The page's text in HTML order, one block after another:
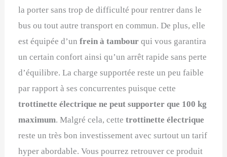
la porter sans trop de difficulté pour rentrer dans le
bus ou tout autre transport en commun. De plus, elle
est équipée d’unfrein à tambour qui vous garantira
un certain confort ainsi qu’un arrêt rapide sans perte
d’équilibre. La charge supportée reste un peu faible
par rapport à ses concurrentes puisque cette
trottinette électrique ne peut supporter que 100 kg
maximum. Malgré cela, cettetrottinette électrique
reste un très bon investissement avec surtout un tarif
hyper abordable. Vous pourrez retrouver ce produit